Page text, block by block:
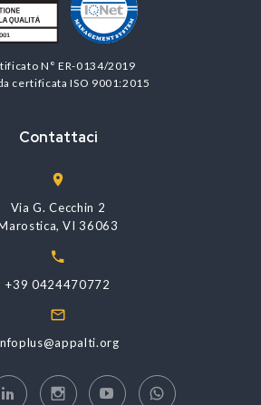
N° ER-0134/2019
certificata ISO 9001:2015
Contattaci
Via G. Cecchin 2
VI 36063
+39 0424470772